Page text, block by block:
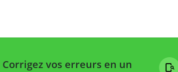
Corrigez vos erreurs en un